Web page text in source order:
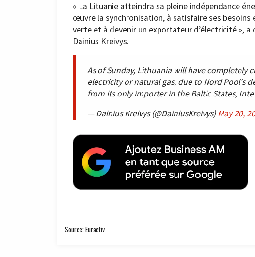
« La Lituanie atteindra sa pleine indépendance
œuvre la synchronisation, à satisfaire ses
verte et à devenir un exportateur d’électricité », a
Dainius Kreivys.
As of Sunday, Lithuania will have completely
electricity or natural gas, due to Nord Pool's
from its only importer in the Baltic States,
— Dainius Kreivys (@DainiusKreivys)May 20,
Source: Euractiv